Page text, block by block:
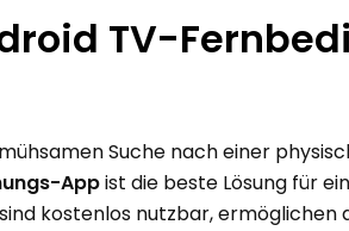
FlashGet Finder
TV-
Suche nach einer
Appist die beste Lösung für
kostenlos nutzbar, ermöglichen